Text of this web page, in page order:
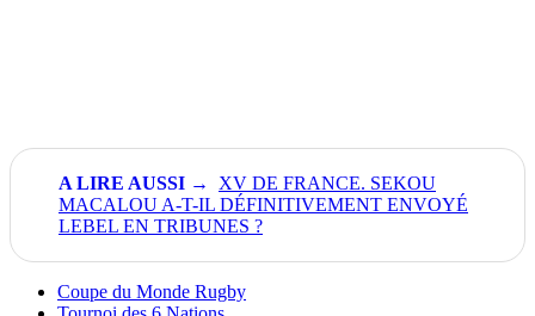
XV DE FRANCE. SEKOU
MACALOU A-T-IL DÉFINITIVEMENT ENVOYÉ
LEBEL EN TRIBUNES ?
Coupe du Monde Rugby